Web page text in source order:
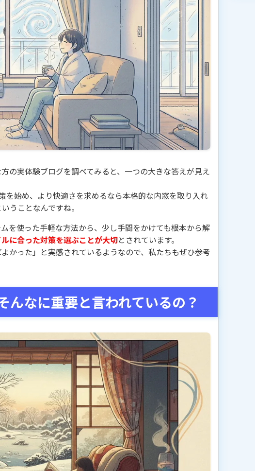
の実体験ブログを調べてみると、一つの大きな答えが見え
を始め、より快適さを求めるなら本格的な内窓を取り入れ
うことなんですね。
を使った手軽な方法から、少し手間をかけても根本から解
に合った対策を選ぶことが大切とされています。
かった」と実感されているようなので、私たちもぜひ参考
んなに重要と言われているの？